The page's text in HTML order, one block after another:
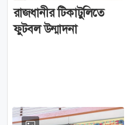
রাজধানীর টিকাটুলিতে
ফুটবল উন্মাদনা